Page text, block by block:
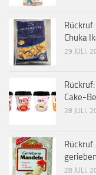
Chuka
29 JULI,
Cake-
28 JULI,
28 JULI,